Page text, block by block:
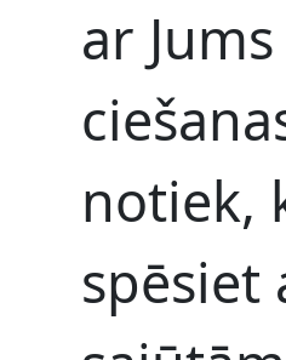
ar
notiek,
spēsiet